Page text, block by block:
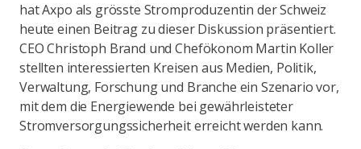
hat Axpo als grösste Stromproduzentin der Schweiz
heute einen Beitrag zu dieser Diskussion präsentiert.
CEO Christoph Brand und Chefökonom Martin Koller
stellten interessierten Kreisen aus Medien, Politik,
Verwaltung, Forschung und Branche ein Szenario vor,
mit dem die Energiewende bei gewährleisteter
Stromversorgungssicherheit erreicht werden kann.